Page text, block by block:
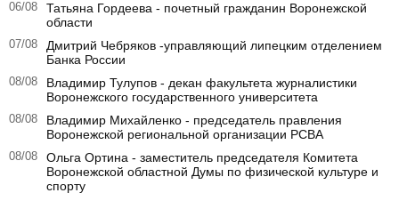
06/08
Татьяна Гордеева - почетный гражданин Воронежской
области
07/08
Дмитрий Чебряков -управляющий липецким отделением
Банка России
08/08
Владимир Тулупов - декан факультета журналистики
Воронежского государственного университета
08/08
Владимир Михайленко - председатель правления
Воронежской региональной организации РСВА
08/08
Ольга Ортина - заместитель председателя Комитета
Воронежской областной Думы по физической культуре и
спорту